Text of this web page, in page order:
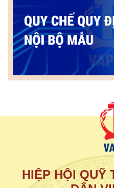
HIỆP HỘI QUỸ